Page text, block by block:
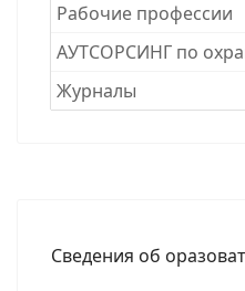
Рабочие професcии
АУТСОРСИНГ по
Журналы
Сведения об